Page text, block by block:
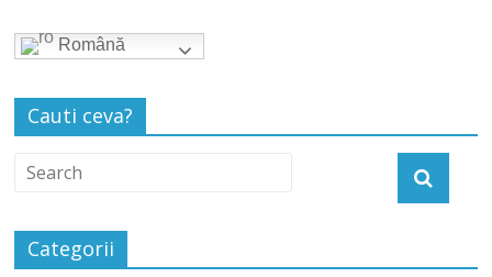
Română
Cauti ceva?
Categorii